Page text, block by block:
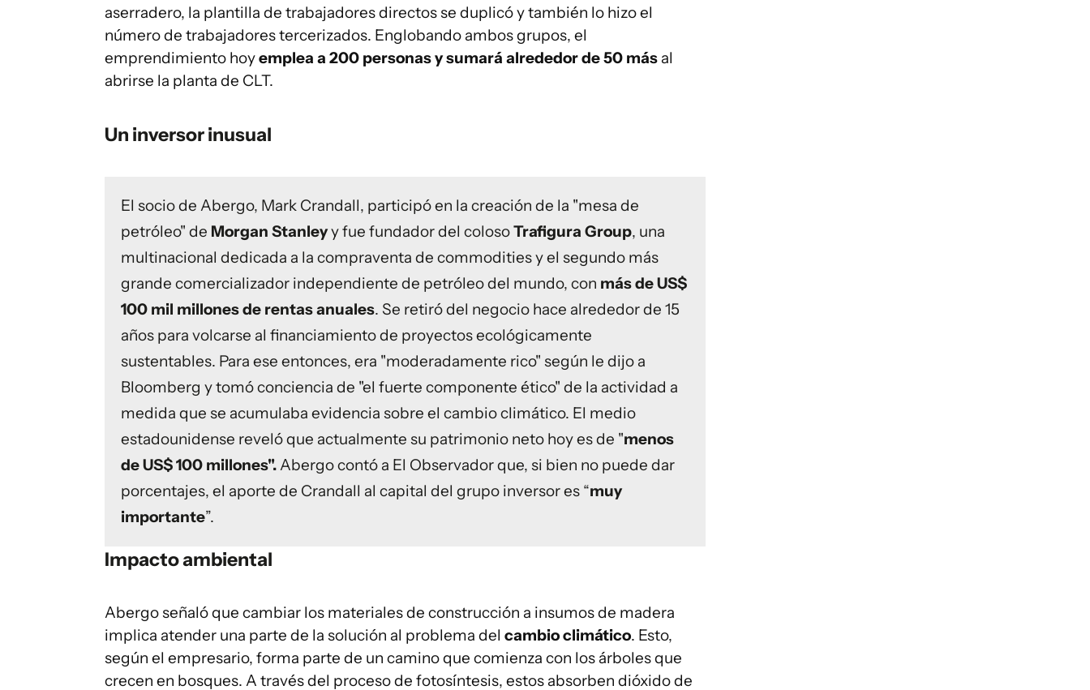
aserradero, la plantilla de trabajadores directos se duplicó y también lo hizo el
número de trabajadores tercerizados. Englobando ambos grupos, el
emprendimiento hoyemplea a 200 personas y sumará alrededor de 50 más al
abrirse la planta de CLT.
Un inversor inusual
El socio de Abergo, Mark Crandall, participó en la creación de la "mesa de
petróleo" de Morgan Stanleyy fue fundador del colosoTrafigura Group, una
multinacional dedicada a la compraventa de commodities y el segundo más
grande comercializador independiente de petróleo del mundo, con más de US$
100 mil millones de rentas anuales. Se retiró del negocio hace alrededor de 15
años para volcarse al financiamiento de proyectos ecológicamente
sustentables. Para ese entonces, era "moderadamente rico" según le dijo a
Bloomberg y tomó conciencia de "el fuerte componente ético" de la actividad a
medida que se acumulaba evidencia sobre el cambio climático. El medio
estadounidense reveló que actualmente su patrimonio neto hoy es de "menos
de US$ 100 millones". Abergo contó a El Observador que, si bien no puede dar
porcentajes, el aporte de Crandall al capital del grupo inversor es “muy
importante”.
Impacto ambiental
Abergo señaló que cambiar los materiales de construcción a insumos de madera
implica atender una parte de la solución al problema del cambio climático. Esto,
según el empresario, forma parte de un camino que comienza con los árboles que
crecen en bosques. A través del proceso de fotosíntesis, estos absorben dióxido de